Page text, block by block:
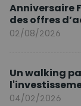
Anniversaire
des offres
02/08/2026
Un walking
04/02/2026